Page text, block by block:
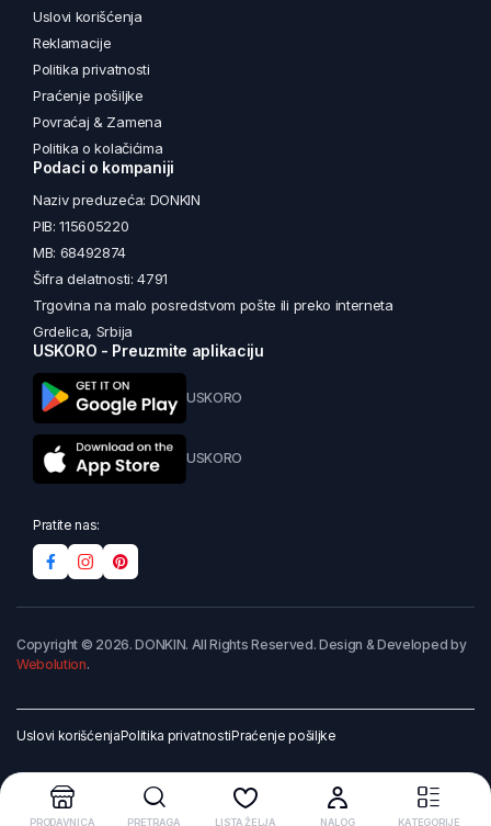
Uslovi korišćenja
Reklamacije
Politika privatnosti
Praćenje pošiljke
Povraćaj & Zamena
Politika o kolačićima
Podaci o kompaniji
Naziv preduzeća: DONKIN
PIB: 115605220
MB: 68492874
Šifra delatnosti: 4791
Trgovina na malo posredstvom pošte ili preko interneta
Grdelica, Srbija
USKORO - Preuzmite aplikaciju
USKORO
USKORO
Pratite nas:
Copyright © 2026. DONKIN. All Rights Reserved. Design & Developed by
Webolution.
Uslovi korišćenjaPolitika privatnostiPraćenje pošiljke
PRODAVNICA PRETRAGA LISTA ŽELJA NALOG KATEGORIJE